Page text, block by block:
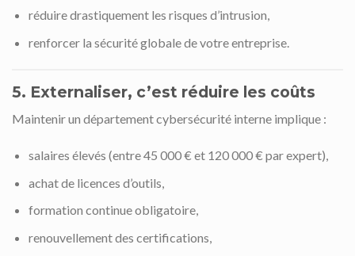
réduire drastiquement les risques d’intrusion,
renforcer la sécurité globale de votre entreprise.
5. Externaliser, c’est réduire les coûts
Maintenir un département cybersécurité interne implique :
salaires élevés (entre 45 000 € et 120 000 € par expert),
achat de licences d’outils,
formation continue obligatoire,
renouvellement des certifications,